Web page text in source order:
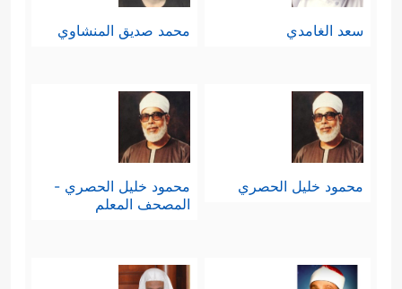
سعد الغامدي محمد صديق المنشاوي
محمود خليل الحصري
محمود خليل الحصري -
المصحف المعلم